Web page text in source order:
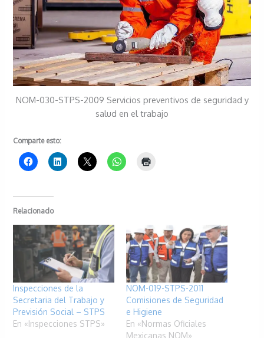
NOM-030-STPS-2009 Servicios preventivos de seguridad y
salud en el trabajo
Comparte esto:
Relacionado
Inspecciones de la
Secretaria del Trabajo y
Previsión Social – STPS
En «Inspecciones STPS»
NOM-019-STPS-2011
Comisiones de Seguridad
e Higiene
En «Normas Oficiales
Mexicanas NOM»